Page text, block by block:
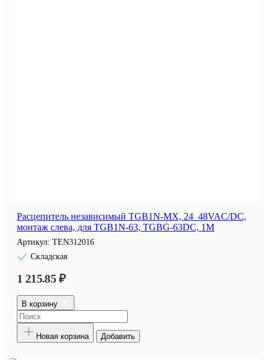
Расцепитель независимый TGB1N-MX, 24_48VAC/DC,
монтаж слева, для TGB1N-63, TGBG-63DC, 1M
Артикул: TEN312016
Складская
1 215.85 ₽
В корзину
Новая корзина Добавить